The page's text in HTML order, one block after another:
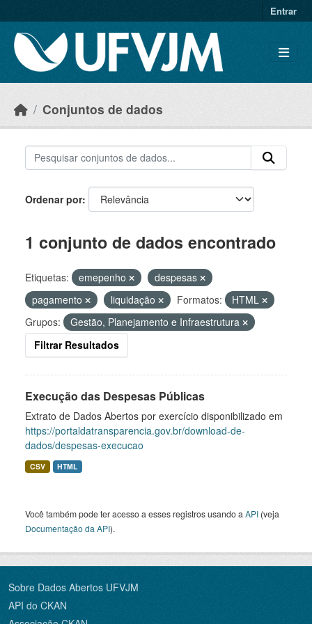
Entrar
Conjuntos de dados
Ordenar por
1 conjunto de dados encontrado
Etiquetas: emepenho
despesas
pagamento
liquidação Formatos:
HTML
Grupos:
Gestão, Planejamento e Infraestrutura
Filtrar Resultados
Execução das Despesas Públicas
Extrato de Dados Abertos por exercício disponibilizado em
https://portaldatransparencia.gov.br/download-de-
dados/despesas-execucao
CSV HTML
Você também pode ter acesso a esses registros usando a API (veja
Documentação da API).
Sobre Dados Abertos UFVJM
API do CKAN